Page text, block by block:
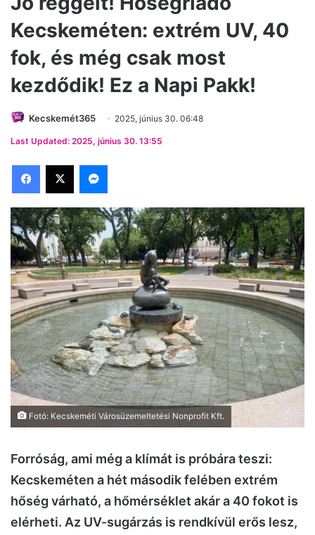
Kecskeméten: extrém UV, 40
fok, és még csak most
kezdődik! Ez a Napi Pakk!
Kecskemét365 2025, június 30. 06:48
Last Updated: 2025, június 30. 13:55
Facebook
X Messenger
Fotó: Kecskeméti Városüzemeltetési Nonprofit Kft.
Forróság, ami még a klímát is próbára teszi:
Kecskeméten a hét második felében extrém
hőség várható, a hőmérséklet akár a 40 fokot is
elérheti. Az UV-sugárzás is rendkívül erős lesz,